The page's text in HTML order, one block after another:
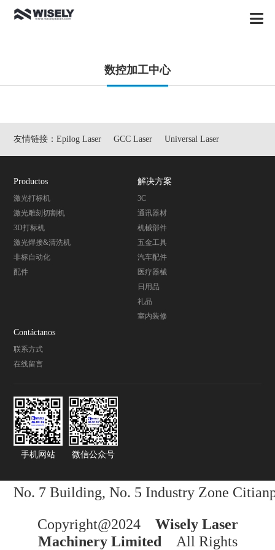
数控加工中心
友情链接：Epilog Laser GCC Laser Universal Laser
Productos
激光打标机
激光雕刻切割机
3D打标机
激光焊接&清洗机
非标自动化
配件
解决方案
3C
通讯器材
机械部件
五金工具
汽车配件
医疗器械
日用品
礼品
室内装修
Contáctanos
联系方式
在线留言
手机网站 微信公众号
No. 7 Building, No. 5 Industry Zone
Copyright@2024 Wisely Laser
Machinery Limited All Rights